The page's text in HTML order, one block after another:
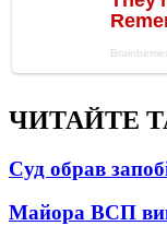
ЧИТАЙТЕ
Суд обрав
Майора ВСП